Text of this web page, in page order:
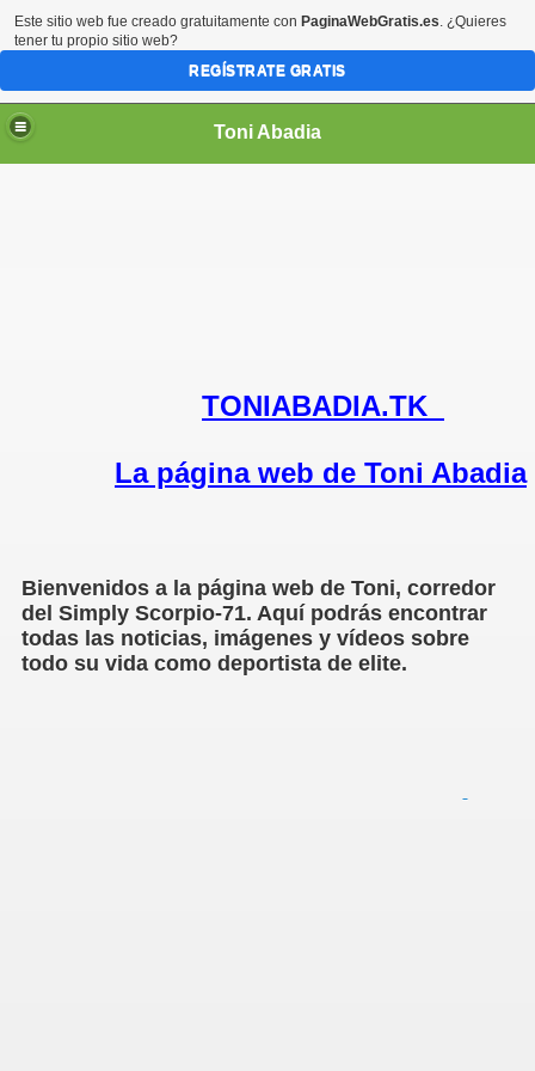
Toni Abadia
TONIABADIA.TK
La página web de Toni Abadia
Bienvenidos a la página web de Toni, corredor
del Simply Scorpio-71. Aquí podrás encontrar
todas las noticias, imágenes y vídeos sobre
todo su vida como deportista de elite.
Este sitio web fue creado gratuitamente con PaginaWebGratis.es. ¿Quieres
tener tu propio sitio web?
REGÍSTRATE GRATIS